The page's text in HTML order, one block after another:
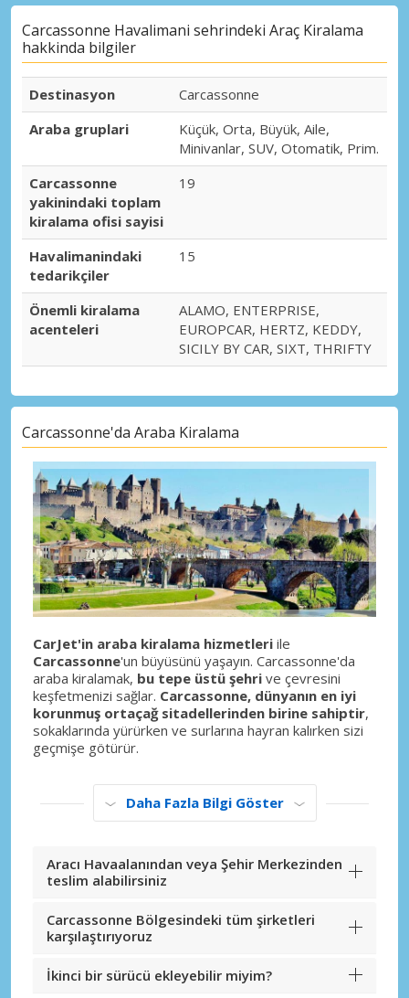
Carcassonne Havalimani sehrindeki Araç Kiralama
hakkinda bilgiler
Destinasyon
Carcassonne
Araba gruplari
Küçük, Orta, Büyük, Aile,
Minivanlar, SUV, Otomatik, Prim.
Carcassonne
yakinindaki toplam
kiralama ofisi sayisi
19
Havalimanindaki
tedarikçiler
15
Önemli kiralama
acenteleri
ALAMO, ENTERPRISE,
EUROPCAR, HERTZ, KEDDY,
SICILY BY CAR, SIXT, THRIFTY
Carcassonne'da Araba Kiralama
CarJet'in araba kiralama hizmetleri ile
Carcassonne'un büyüsünü yaşayın. Carcassonne'da
araba kiralamak, bu tepe üstü şehri ve çevresini
keşfetmenizi sağlar. Carcassonne, dünyanın en iyi
korunmuş ortaçağ sitadellerinden birine sahiptir,
sokaklarında yürürken ve surlarına hayran kalırken sizi
geçmişe götürür.
Daha Fazla Bilgi Göster
Aracı Havaalanından veya Şehir Merkezinden
teslim alabilirsiniz
Carcassonne Bölgesindeki tüm şirketleri
karşılaştırıyoruz
İkinci bir sürücü ekleyebilir miyim?